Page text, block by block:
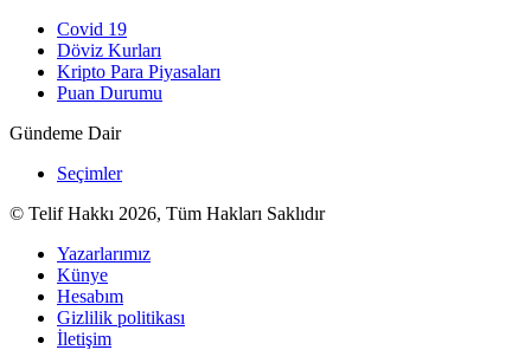
Covid 19
Döviz Kurları
Kripto Para Piyasaları
Puan Durumu
Gündeme Dair
Seçimler
© Telif Hakkı 2026, Tüm Hakları Saklıdır
Yazarlarımız
Künye
Hesabım
Gizlilik politikası
İletişim